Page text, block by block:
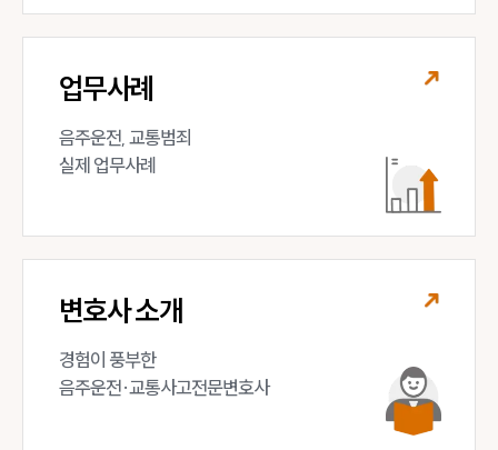
업무사례
음주운전, 교통범죄
실제 업무사례
변호사 소개
경험이 풍부한
음주운전·교통사고전문변호사